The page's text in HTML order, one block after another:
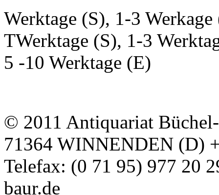
Werktage (S), 1-3
TWerktage (S), 1-3
5 -10 Werktage (E)
© 2011 Antiquariat
71364 WINNENDEN (D)
Telefax: (0 71 95) 977 20
baur.de